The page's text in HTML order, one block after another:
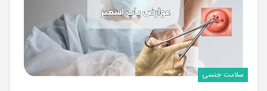
سلامت جنسی